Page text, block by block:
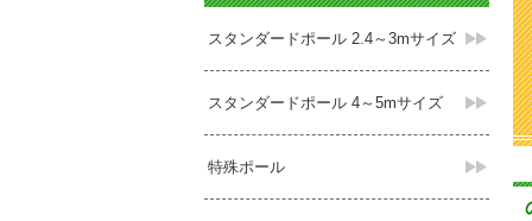
スタンダードポール 2.4～3mサイズ
スタンダードポール 4～5mサイズ
特殊ポール